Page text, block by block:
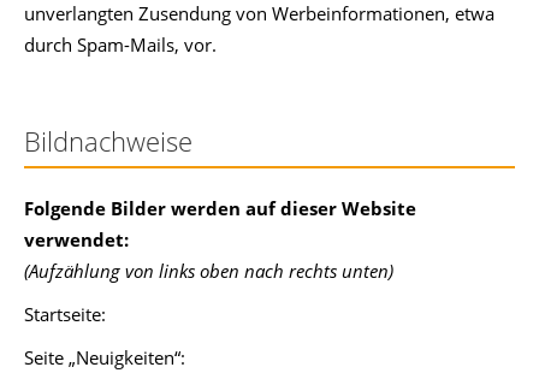
unverlangten Zusendung von Werbeinformationen, etwa
durch Spam-Mails, vor.
Bildnachweise
Folgende Bilder werden auf dieser Website
verwendet:
(Aufzählung von links oben nach rechts unten)
Startseite:
Seite „Neuigkeiten“: